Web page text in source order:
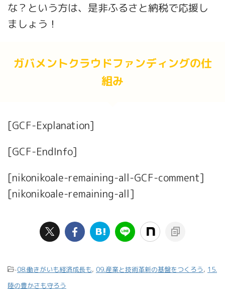
な？という方は、是非ふるさと納税で応援し
ましょう！
ガバメントクラウドファンディングの仕
組み
[GCF-Explanation]
[GCF-EndInfo]
[nikonikoale-remaining-all-GCF-comment]
[nikonikoale-remaining-all]
-08.働きがいも経済成長も, 09.産業と技術革新の基盤をつくろう, 15.
陸の豊かさも守ろう